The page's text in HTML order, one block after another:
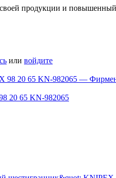
продукции и
или войдите
20 65 KN-982065